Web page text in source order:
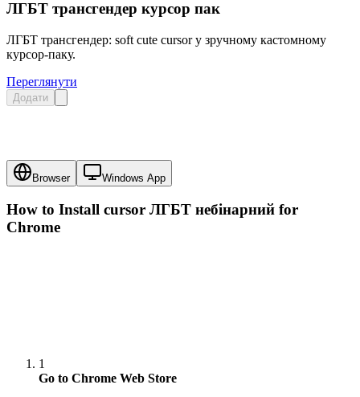
ЛГБТ трансгендер курсор пак
ЛГБТ трансгендер: soft cute cursor у зручному кастомному
курсор-паку.
Переглянути
Додати
Browser Windows App
How to Install cursor ЛГБТ небінарний for
Chrome
1
Go to Chrome Web Store